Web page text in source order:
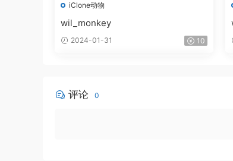
iClone动物
wil_monkey
2024-01-31 10
评论 0